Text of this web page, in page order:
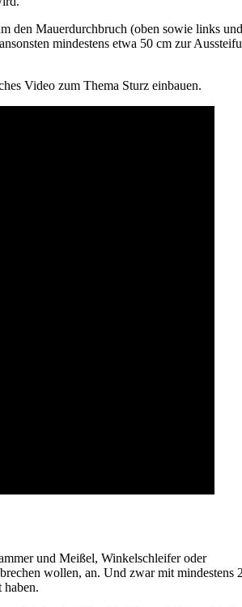
den Mauerdurchbruch (oben sowie links und
mindestens etwa 50 cm zur
Video zum Thema Sturz einbauen.
und Meißel, Winkelschleifer oder
wollen, an. Und zwar mit mindestens
haben.